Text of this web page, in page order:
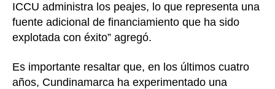
ICCU administra los peajes, lo que representa una
fuente adicional de financiamiento que ha sido
explotada con éxito” agregó.
Es importante resaltar que, en los últimos cuatro
años, Cundinamarca ha experimentado una